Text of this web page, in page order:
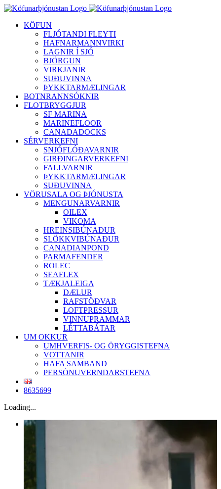
Skip
contentKÖFUN
FLJÓTANDI FLEYTI
HAFNARMANNVIRKI
LAGNIR Í SJÓ
BJÖRGUN
VIRKJANIR
SUÐUVINNA
ÞYKKTARMÆLINGAR
BOTNRANNSÓKNIR
FLOTBRYGGJUR
SF MARINA
MARINEFLOOR
CANADADOCKS
SÉRVERKEFNI
SNJÓFLÓÐAVARNIR
GIRÐINGARVERKEFNI
FALLVARNIR
ÞYKKTARMÆLINGAR
SUÐUVINNA
VÖRUSALA OG ÞJÓNUSTA
MENGUNARVARNIR
OILEX
VIKOMA
HREINSIBÚNAÐUR
SLÖKKVIBÚNAÐUR
CANADIANPOND
PARMAFENDER
ROLEC
SEAFLEX
TÆKJALEIGA
DÆLUR
RAFSTÖÐVAR
LOFTPRESSUR
VINNUPRAMMAR
LÉTTABÁTAR
UM OKKUR
UMHVERFIS- OG ÖRYGGISTEFNA
VOTTANIR
HAFA SAMBAND
PERSÓNUVERNDARSTEFNA
8635699
Loading...